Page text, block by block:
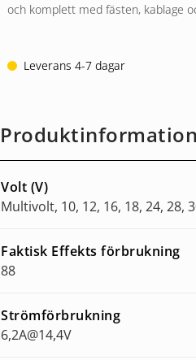
och komplett med fästen, kablage
Leverans 4-7 dagar
Produktinformation
Volt (V)
Multivolt, 10, 12, 16, 18, 24, 28,
Faktisk Effekts förbrukning
88
Strömförbrukning
6,2A@14,4V